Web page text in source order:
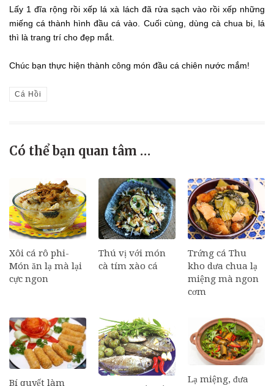
Lấy 1 đĩa rộng rồi xếp lá xà lách đã rửa sạch vào rồi xếp những
miếng cá thành hình đầu cá vào. Cuối cùng, dùng cà chua bi, lá
thì là trang trí cho đẹp mắt.
Chúc bạn thực hiện thành công món đầu cá chiên nước mắm!
Cá Hồi
Có thể bạn quan tâm …
Xôi cá rô phi-
Món ăn lạ mà lại
cực ngon
Thú vị với món
cà tím xào cá
Trứng cá Thu
kho dưa chua lạ
miệng mà ngon
cơm
Bí quyết làm Lạ miệng, đưa